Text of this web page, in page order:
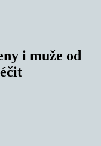
i muže od